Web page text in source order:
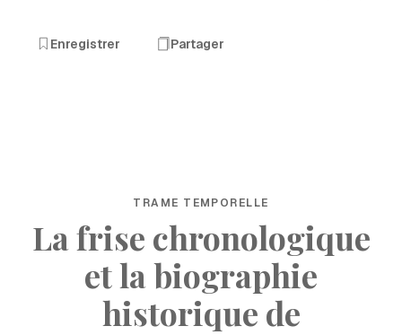
Enregistrer Partager
TRAME TEMPORELLE
La frise chronologique
et la biographie
historique de